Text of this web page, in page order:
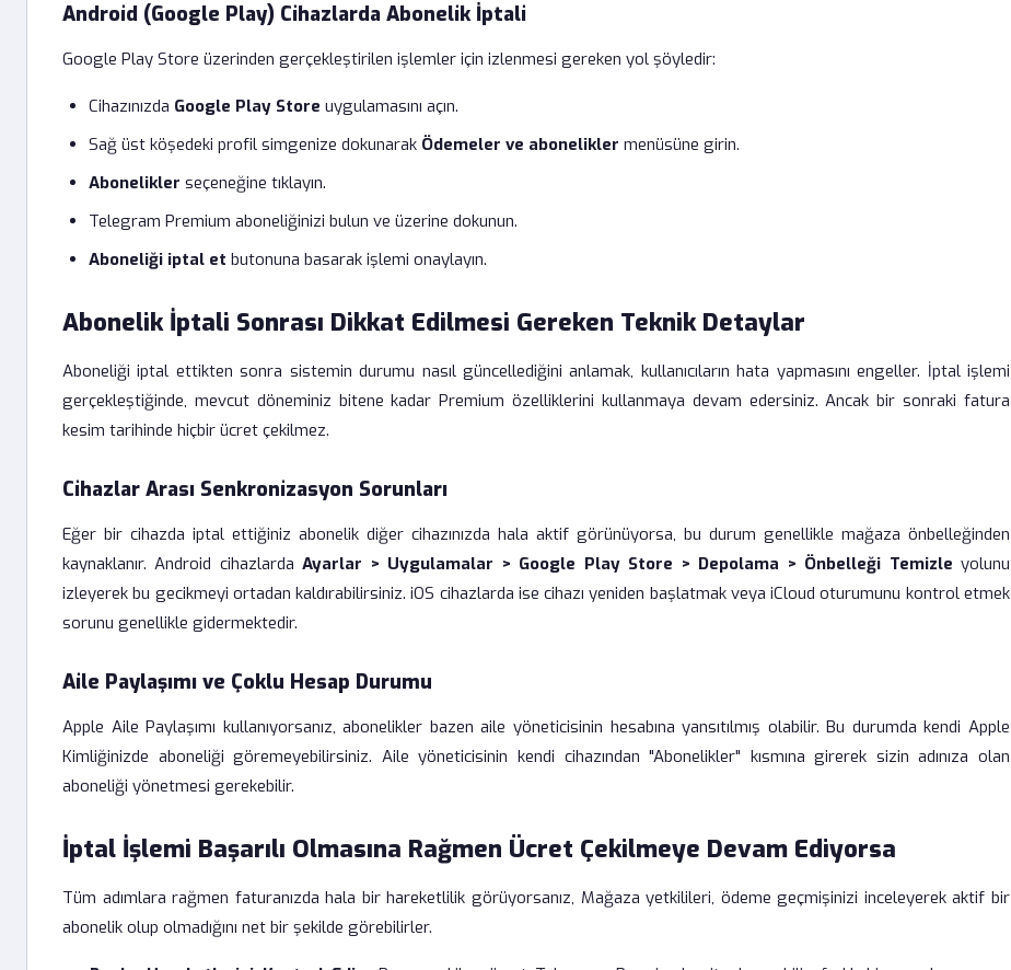
Android (Google Play) Cihazlarda Abonelik İptali
Google Play Store üzerinden gerçekleştirilen işlemler için izlenmesi gereken yol şöyledir:
Cihazınızda Google Play Store uygulamasını açın.
Sağ üst köşedeki profil simgenize dokunarak Ödemeler ve abonelikler menüsüne girin.
Abonelikler seçeneğine tıklayın.
Telegram Premium aboneliğinizi bulun ve üzerine dokunun.
Aboneliği iptal et butonuna basarak işlemi onaylayın.
Abonelik İptali Sonrası Dikkat Edilmesi Gereken Teknik Detaylar
Aboneliği iptal ettikten sonra sistemin durumu nasıl güncellediğini anlamak, kullanıcıların hata yapmasını engeller. İptal işlemi
gerçekleştiğinde, mevcut döneminiz bitene kadar Premium özelliklerini kullanmaya devam edersiniz. Ancak bir sonraki fatura
kesim tarihinde hiçbir ücret çekilmez.
Cihazlar Arası Senkronizasyon Sorunları
Eğer bir cihazda iptal ettiğiniz abonelik diğer cihazınızda hala aktif görünüyorsa, bu durum genellikle mağaza önbelleğinden
kaynaklanır. Android cihazlardaAyarlar > Uygulamalar > Google Play Store > Depolama > Önbelleği Temizle yolunu
izleyerek bu gecikmeyi ortadan kaldırabilirsiniz. iOS cihazlarda ise cihazı yeniden başlatmak veya iCloud oturumunu kontrol etmek
sorunu genellikle gidermektedir.
Aile Paylaşımı ve Çoklu Hesap Durumu
Apple Aile Paylaşımı kullanıyorsanız, abonelikler bazen aile yöneticisinin hesabına yansıtılmış olabilir. Bu durumda kendi Apple
Kimliğinizde aboneliği göremeyebilirsiniz. Aile yöneticisinin kendi cihazından "Abonelikler" kısmına girerek sizin adınıza olan
aboneliği yönetmesi gerekebilir.
İptal İşlemi Başarılı Olmasına Rağmen Ücret Çekilmeye Devam Ediyorsa
Tüm adımlara rağmen faturanızda hala bir hareketlilik görüyorsanız, Mağaza yetkilileri, ödeme geçmişinizi inceleyerek aktif bir
abonelik olup olmadığını net bir şekilde görebilirler.